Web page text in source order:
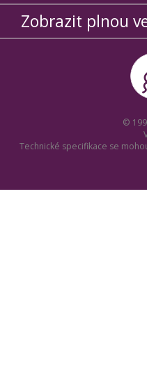
Zobrazit plnou
©
Technické specifikace se